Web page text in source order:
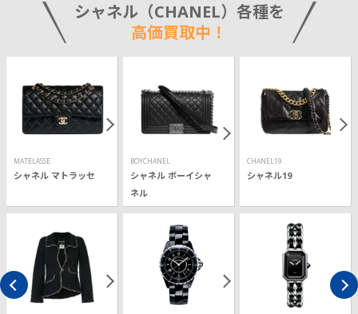
シャネル（CHANEL）各種を
高価買取中！
MATELASSE
シャネル マトラッセ
BOYCHANEL
シャネル ボーイシャ
ネル
CHANEL19
シャネル19